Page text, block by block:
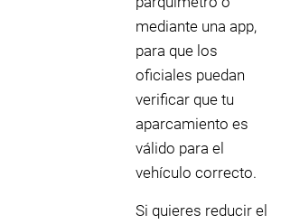
mediante una app,
para que los
oficiales puedan
verificar que tu
aparcamiento es
válido para el
vehículo correcto.
Si quieres reducir el